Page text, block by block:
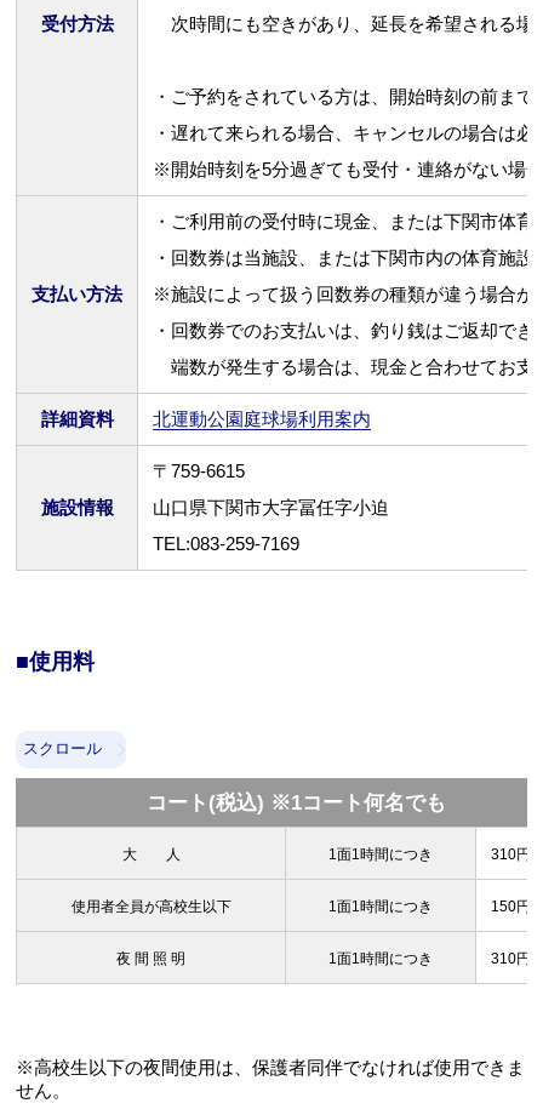
受付方法
次時間にも空きがあり、延長を希望される
・ご予約をされている方は、開始時刻の前ま
・遅れて来られる場合、キャンセルの場合は
※開始時刻を5分過ぎても受付・連絡がない場
支払い方法
・ご利用前の受付時に現金、または下関市体
・回数券は当施設、または下関市内の体育施
※施設によって扱う回数券の種類が違う場合が
・回数券でのお支払いは、釣り銭はご返却でき
端数が発生する場合は、現金と合わせてお支
詳細資料 北運動公園庭球場利用案内
施設情報
〒759-6615
山口県下関市大字冨任字小迫
TEL:083-259-7169
■使用料
スクロール
コート(税込) ※1コート何名でも
大 人 1面1時間につき 310円
使用者全員が高校生以下 1面1時間につき 150円
夜 間 照 明 1面1時間につき 310円
※高校生以下の夜間使用は、保護者同伴でなければ使用できま
せん。